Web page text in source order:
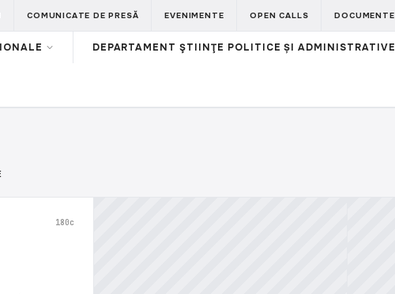
COMUNICATE DE PRESĂ EVENIMENTE OPEN CALLS DOCUMENTE
DEPARTAMENT ŞTIINŢE POLITICE ȘI ADMINISTRATIVE
180c